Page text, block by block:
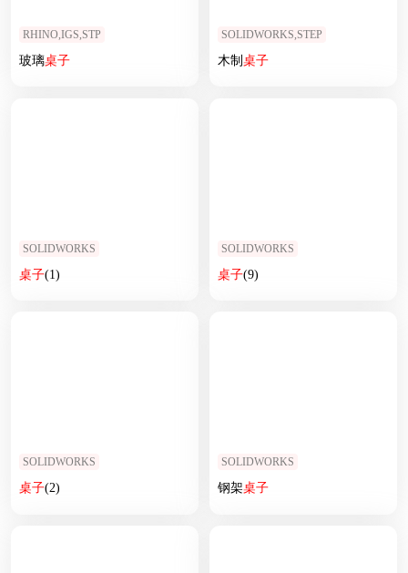
RHINO,IGS,STP
玻璃桌子
SOLIDWORKS,STEP
木制桌子
SOLIDWORKS
桌子(1)
SOLIDWORKS
桌子(9)
SOLIDWORKS
桌子(2)
SOLIDWORKS
钢架桌子